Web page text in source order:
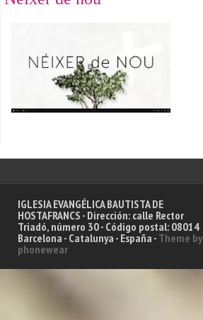
IGLESIA EVANGÉLICA BAUTISTA DE
HOSTAFRANCS - Dirección: calle Rector
Triadó, número 30 - Código postal: 08014
Barcelona - Catalunya - España - Theme by
phonewear